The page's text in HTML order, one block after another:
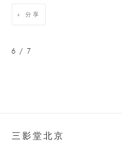
分享
6 / 7
三影堂北京